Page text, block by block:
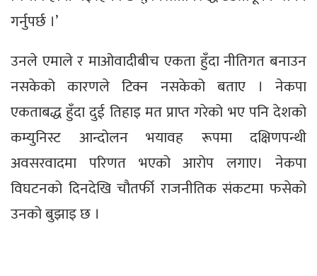
गर्नुपर्छ ।’
उनले एमाले र माओवादीबीच एकता हुँदा नीतिगत बनाउन
नसकेको कारणले टिक्न नसकेको बताए । नेकपा
एकताबद्ध हुँदा दुई तिहाइ मत प्राप्त गरेको भए पनि देशको
कम्युनिस्ट आन्दोलन भयावह रूपमा दक्षिणपन्थी
अवसरवादमा परिणत भएको आरोप लगाए। नेकपा
विघटनको दिनदेखि चौतर्फी राजनीतिक संकटमा फसेको
उनको बुझाइ छ ।